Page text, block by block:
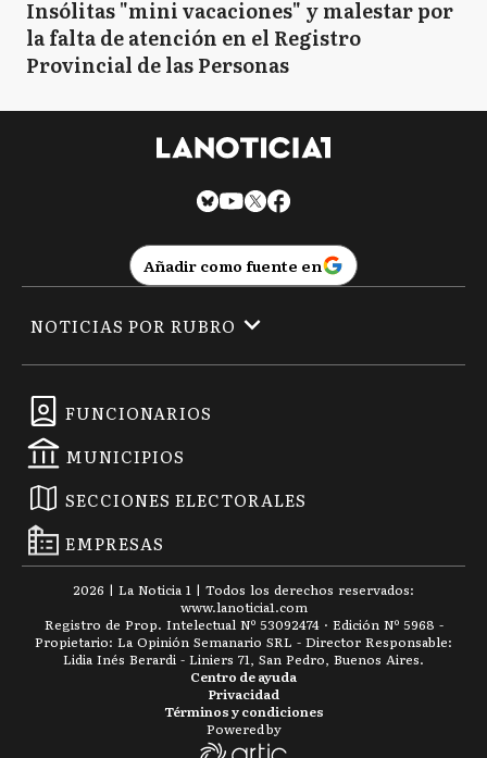
Insólitas "mini vacaciones" y malestar por
la falta de atención en el Registro
Provincial de las Personas
Añadir como fuente en
FUNCIONARIOS
MUNICIPIOS
SECCIONES ELECTORALES
EMPRESAS
NOTICIAS POR RUBRO
2026 | La Noticia 1 | Todos los derechos reservados:
www.lanoticia1.com
Registro de Prop. Intelectual Nº 53092474 · Edición Nº 5968 -
Propietario: La Opinión Semanario SRL - Director Responsable:
Lidia Inés Berardi - Liniers 71, San Pedro, Buenos Aires.
Términos y condiciones
Privacidad
Centro de ayuda
Powered by